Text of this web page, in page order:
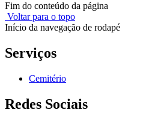
Fim do conteúdo da página
Voltar para o topo
Início da navegação de rodapé
Serviços
Cemitério
Redes Sociais